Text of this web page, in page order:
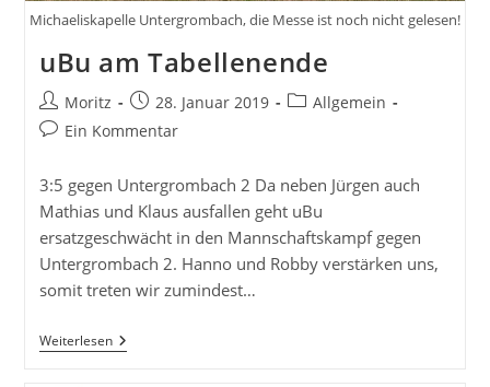
Michaeliskapelle Untergrombach, die Messe ist noch nicht gelesen!
uBu am Tabellenende
Beitrags-
Autor:
Moritz
Beitrag
veröffentlicht:
28. Januar 2019
Beitrags-
Allgemein
Beitrags-
Ein Kommentar
3:5 gegen Untergrombach 2 Da neben Jürgen auch
Mathias und Klaus ausfallen geht uBu
ersatzgeschwächt in den Mannschaftskampf gegen
Untergrombach 2. Hanno und Robby verstärken uns,
somit treten wir zumindest…
WeiterlesenUBu
Am